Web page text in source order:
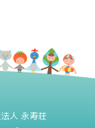
人 永寿荘